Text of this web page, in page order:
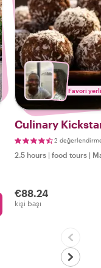
Favori
Culinary
2
2.5 hours | food tours |
€88.24
kişi başı